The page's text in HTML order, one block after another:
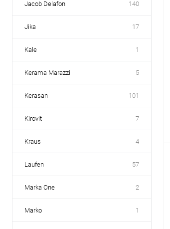
Jacob Delafon 140
Jika 17
Kale 1
Kerama Marazzi 5
Kerasan 101
Kirovit 7
Kraus 4
Laufen 57
Marka One 2
Marko 1